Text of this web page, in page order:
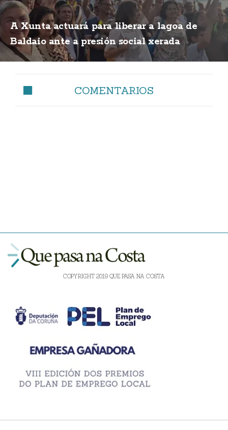
A Xunta actuará para liberar a lagoa de
Baldaio ante a presión social xerada
COMENTARIOS
COPYRIGHT 2019 QUE PASA NA COSTA